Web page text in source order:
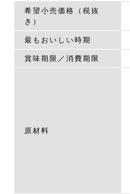
希望小売価格（税抜
き）
最もおいしい時期
賞味期限／消費期限
原材料